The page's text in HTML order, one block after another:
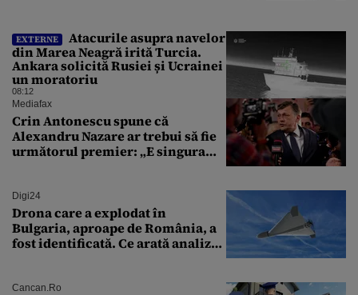
EXTERNE
Atacurile asupra navelor
din Marea Neagră irită Turcia.
Ankara solicită Rusiei și Ucrainei
un moratoriu
08:12
Mediafax
Crin Antonescu spune că
Alexandru Nazare ar trebui să fie
următorul premier: „E singura
Digi24
Drona care a explodat în
Bulgaria, aproape de România, a
fost identificată. Ce arată analiza
Cancan.ro